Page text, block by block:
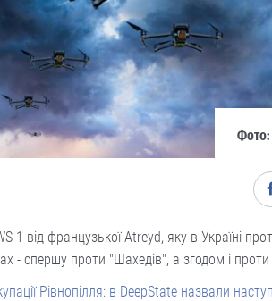
Фото:
1 від французької Atreyd, яку в Україні
- спершу проти "Шахедів", а згодом і проти
Рівнопілля: в DeepState назвали